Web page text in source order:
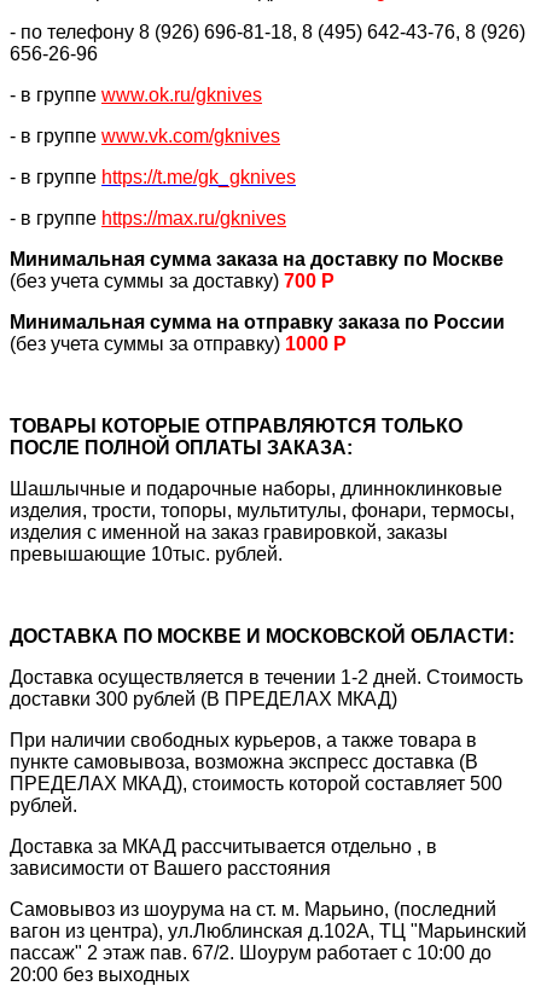
- по телефону 8 (926) 696-81-18, 8 (495) 642-43-76, 8 (926)
656-26-96
- в группе www.ok.ru/gknives
- в группе www.vk.com/gknives
- в группе https://t.me/gk_gknives
- в группе https://max.ru/gknives
Минимальная сумма заказа на доставку по Москве
(без учета суммы за доставку) 700 Р
Минимальная сумма на отправку заказа по России
(без учета суммы за отправку) 1000 Р
ТОВАРЫ КОТОРЫЕ ОТПРАВЛЯЮТСЯ ТОЛЬКО
ПОСЛЕ ПОЛНОЙ ОПЛАТЫ ЗАКАЗА:
Шашлычные и подарочные наборы, длинноклинковые
изделия, трости, топоры, мультитулы, фонари, термосы,
изделия с именной на заказ гравировкой, заказы
превышающие 10тыс. рублей.
ДОСТАВКА ПО МОСКВЕ И МОСКОВСКОЙ ОБЛАСТИ:
Доставка осуществляется в течении 1-2 дней. Стоимость
доставки 300 рублей (В ПРЕДЕЛАХ МКАД)
При наличии свободных курьеров, а также товара в
пункте самовывоза, возможна экспресс доставка (В
ПРЕДЕЛАХ МКАД), стоимость которой составляет 500
рублей.
Доставка за МКАД рассчитывается отдельно , в
зависимости от Вашего расстояния
Самовывоз из шоурума на ст. м. Марьино, (последний
вагон из центра), ул.Люблинская д.102А, ТЦ "Марьинский
пассаж" 2 этаж пав. 67/2. Шоурум работает с 10:00 до
20:00 без выходных